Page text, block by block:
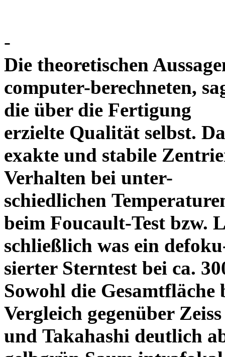
-
Die theoretischen
computer-berechneten,
die über die Fertigung
erzielte Qualität selbst.
exakte und stabile
Verhalten bei unter-
schiedlichen
beim Foucault-Test bzw.
schließlich was ein
sierter Sterntest bei ca.
Sowohl die
Vergleich gegenüber Zeiss
und Takahashi deutlich